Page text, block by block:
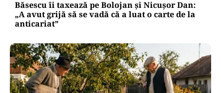
Băsescu îi taxează pe Bolojan și Nicușor Dan:
„A avut grijă să se vadă că a luat o carte de la
anticariat”